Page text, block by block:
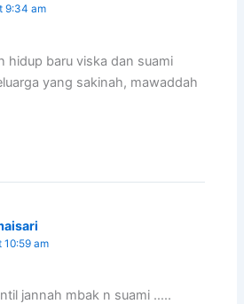
9:34 am
hidup baru viska dan suami
yang sakinah, mawaddah
10:59 am
jannah mbak n suami …..